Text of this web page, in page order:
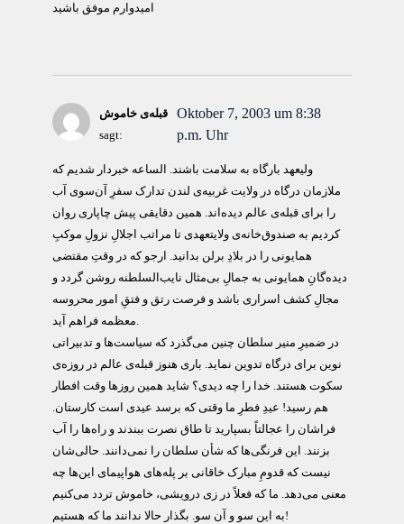
اميدوارم موفق باشيد
قبله‌ی خاموش
sagt:
Oktober 7, 2003 um 8:38
p.m. Uhr
وليعهد بارگاه به سلامت باشند. الساعه خبردار شديم که
ملازمان درگاه در ولايت غربيه‌ی لندن تدارک سفرِ آن‌سوی آب
را برای قبله‌ی عالم ديده‌اند. همين دقايقی پيش چاپاری روان
کرديم به صندوق‌خانه‌ی ولايتعهدی تا مراتب اجلالِ نزولِ موکبِ
همايونی را در بلادِ برلن بدانيد. ارجو که در وقتِ مقتضی
ديده‌گانِ همايونی به جمالِ بی‌مثال نايب‌السلطنه روشن گردد و
مجالِ کشف اسراری باشد و فرصت رتق و فتقِ امور محروسه
معظمه فراهم آيد.
در ضميرِ منير سلطان چنين می‌گذرد که سياست‌ها و تدبيراتی
نوين برای درگاه تدوين نمايد. باری هنوز قبله‌ی عالم در روزه‌ی
سکوت هستند. خدا را چه ديدی؟ شايد همين روزها وقت افطار
هم رسيد! عيدِ فطرِ ما وقتی که برسد عيدی است کارستان.
فراشان را عجالتاً بسپاريد تا طاق نصرت ببندند و راه‌ها را آب
بزنند. اين فرنگی‌ها که شأن سلطان را نمی‌دانند. حالی‌شان
نيست که قدومِ مبارک خاقانی بر پله‌های هواپيمای اين‌ها چه
معنی می‌دهد. ما که فعلاً در زی درويشی، خاموش تردد می‌کنيم
به اين سو و آن سو. بگذار حالا ندانند ما که هستيم!